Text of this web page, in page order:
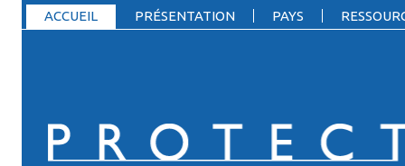
ACCUEIL PRÉSENTATION PAYS